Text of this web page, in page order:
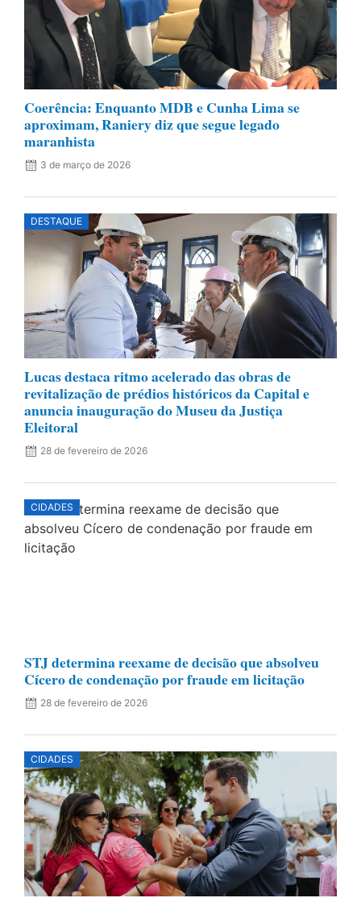
Coerência: Enquanto MDB e Cunha Lima se
aproximam, Raniery diz que segue legado
maranhista
3 de março de 2026
DESTAQUE
Lucas destaca ritmo acelerado das obras de
revitalização de prédios históricos da Capital e
anuncia inauguração do Museu da Justiça
Eleitoral
28 de fevereiro de 2026
CIDADES
STJ determina reexame de decisão que absolveu
Cícero de condenação por fraude em licitação
28 de fevereiro de 2026
CIDADES